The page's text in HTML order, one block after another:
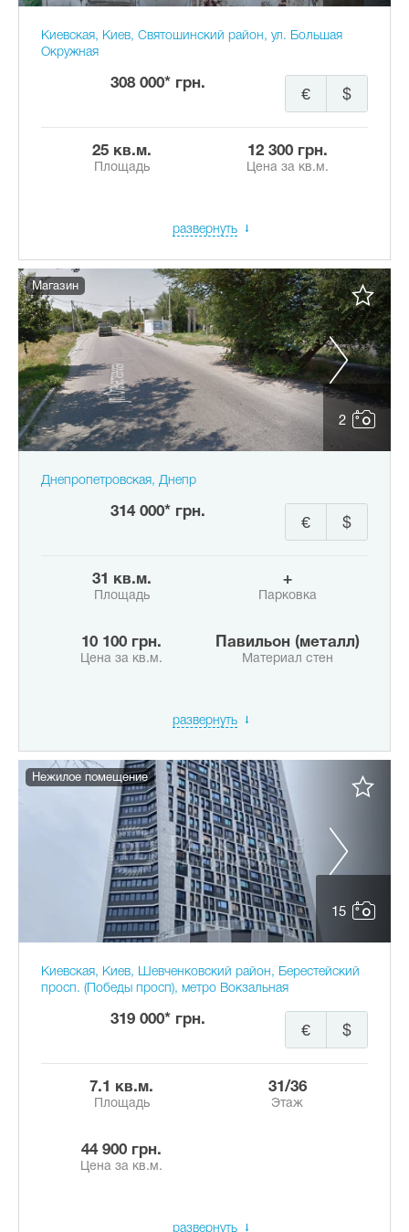
Киевская, Киев, Святошинский район, ул. Большая
Окружная
308 000* грн.
$
€
25 кв.м.
Площадь
12 300 грн.
Цена за кв.м.
развернуть
2
Магазин
Днепропетровская, Днепр
314 000* грн.
$
€
31 кв.м.
Площадь
+
Парковка
10 100 грн.
Цена за кв.м.
Павильон (металл)
Материал стен
развернуть
15
Нежилое помещение
Киевская, Киев, Шевченковский район, Берестейский
просп. (Победы просп), метро Вокзальная
319 000* грн.
$
€
7.1 кв.м.
Площадь
31/36
Этаж
44 900 грн.
Цена за кв.м.
развернуть